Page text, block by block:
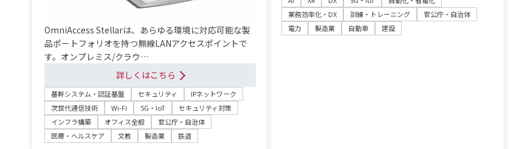
OmniAccess Stellarは、あらゆる環境に対応可能な製
品ポートフォリオを持つ無線LANアクセスポイントで
す。オンプレミス/クラウ…
詳しくはこちら
基幹システム・認証基盤 セキュリティ
IPネットワーク
次世代通信技術
Wi-Fi 5G・IoT
セキュリティ対策
インフラ構築
オフィス全般
官公庁・自治体
医療・ヘルスケア
文教 製造業 鉄道
業務効率化・DX
訓練・トレーニング
官公庁・自治体
電力
製造業 自動車 建設